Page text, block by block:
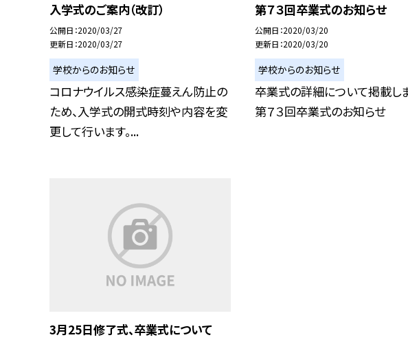
入学式のご案内（改訂）
公開日 2020/03/27
更新日 2020/03/27
学校からのお知らせ
コロナウイルス感染症蔓えん防止の
ため、入学式の開式時刻や内容を変
更して行います。...
第７３回卒業式のお知らせ
公開日 2020/03/20
更新日 2020/03/20
学校からのお知らせ
卒業式の詳細について掲載しま
第７３回卒業式のお知らせ
3月25日修了式、卒業式について